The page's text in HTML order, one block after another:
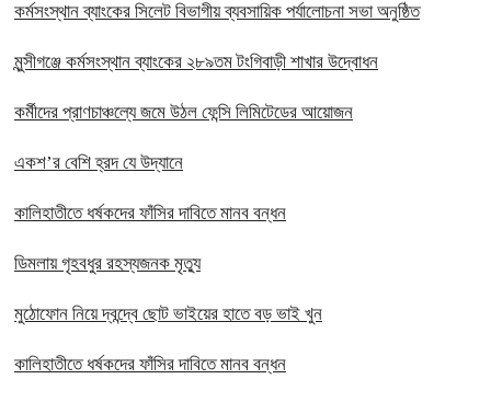
কর্মসংস্থান ব্যাংকের সিলেট বিভাগীয় ব্যবসায়িক পর্যালোচনা সভা অনুষ্ঠিত
মুন্সীগঞ্জে কর্মসংস্থান ব্যাংকের ২৮৯তম টংগিবাড়ী শাখার উদ্বোধন
কর্মীদের প্রাণচাঞ্চল্যে জমে উঠল ফেন্সি লিমিটেডের আয়োজন
একশ’র বেশি হ্রদ যে উদ্যানে
কালিহাতীতে ধর্ষকদের ফাঁসির দাবিতে মানব বন্ধন
ডিমলায় গৃহবধুর রহস্যজনক মৃত্যু
মুঠোফোন নিয়ে দ্বন্দ্বে ছোট ভাইয়ের হাতে বড় ভাই খুন
কালিহাতীতে ধর্ষকদের ফাঁসির দাবিতে মানব বন্ধন